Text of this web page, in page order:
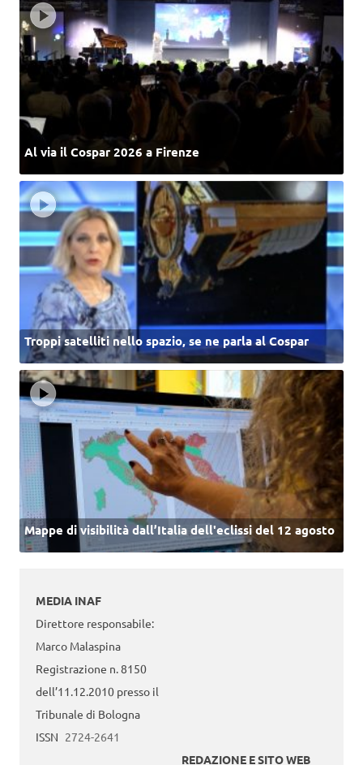
Al via il Cospar 2026 a Firenze
Troppi satelliti nello spazio, se ne parla al Cospar
Mappe di visibilità dall’Italia dell'eclissi del 12 agosto
MEDIA INAF
Direttore responsabile:
Marco Malaspina
Registrazione n. 8150
dell’11.12.2010 presso il
Tribunale di Bologna
ISSN 2724-2641
REDAZIONE E SITO WEB